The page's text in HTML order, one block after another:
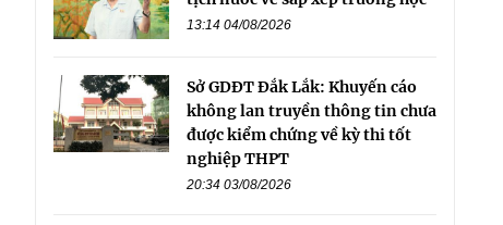
13:14 04/08/2026
Sở GDĐT Đắk Lắk: Khuyến cáo
không lan truyền thông tin chưa
được kiểm chứng về kỳ thi tốt
nghiệp THPT
20:34 03/08/2026